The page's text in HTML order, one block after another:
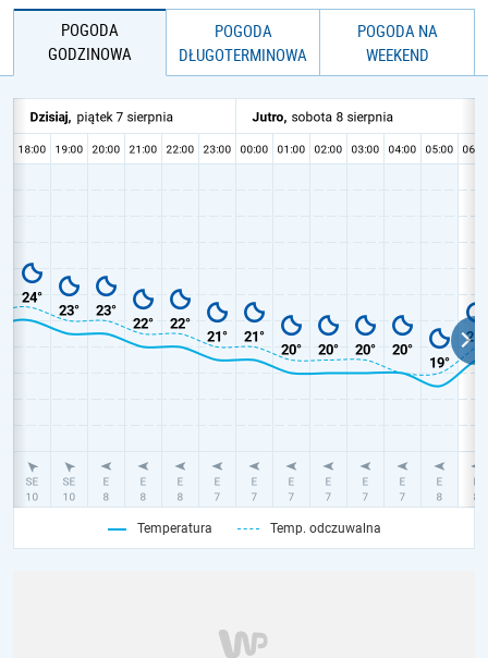
POGODA
GODZINOWA
POGODA
DŁUGOTERMINOWA
POGODA NA
WEEKEND
Temperatura Temp. odczuwalna